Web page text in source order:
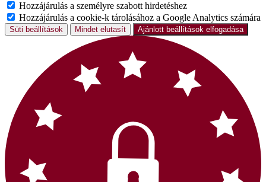
Hozzájárulás a személyre szabott hirdetéshez
Hozzájárulás a cookie-k tárolásához a Google Analytics számára
Süti beállítások Mindet elutasít Ajánlott beállítások elfogadása